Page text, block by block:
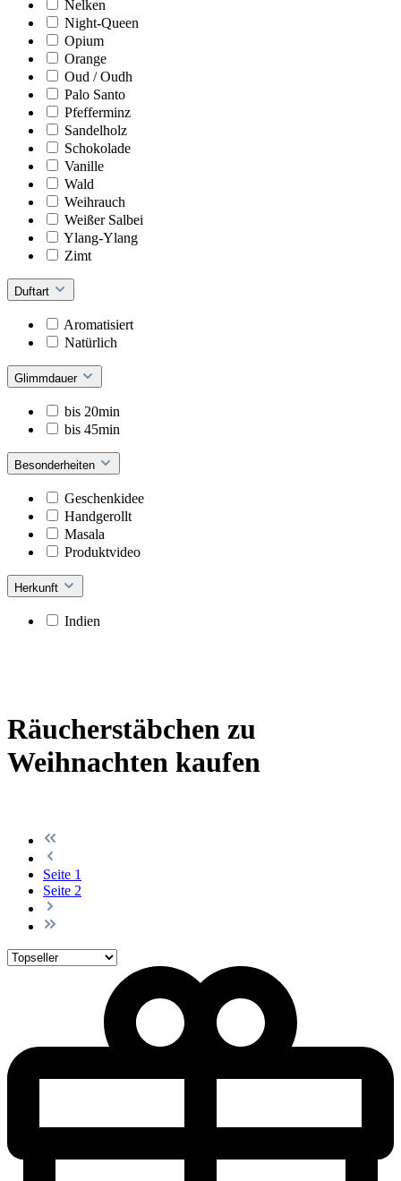
Nelken
Night-Queen
Opium
Orange
Oud / Oudh
Palo Santo
Pfefferminz
Sandelholz
Schokolade
Vanille
Wald
Weihrauch
Weißer Salbei
Ylang-Ylang
Zimt
Duftart
Aromatisiert
Natürlich
Glimmdauer
bis 20min
bis 45min
Besonderheiten
Geschenkidee
Handgerollt
Masala
Produktvideo
Herkunft
Indien
Räucherstäbchen zu
Weihnachten kaufen
Seite 1
Seite 2